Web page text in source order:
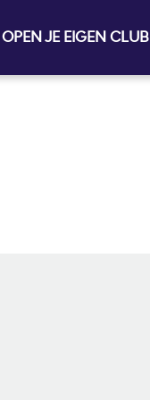
OPEN JE EIGEN CLUB